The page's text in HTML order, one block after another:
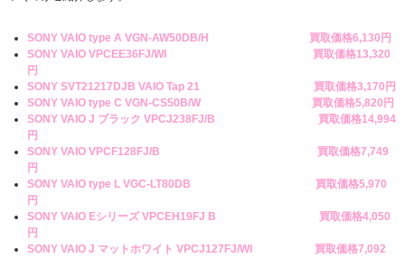
SONY VAIO type A VGN-AW50DB/H 買取価格6,130円
SONY VAIO VPCEE36FJ/WI 買取価格13,320
円
SONY SVT21217DJB VAIO Tap 21 買取価格3,170円
SONY VAIO type C VGN-CS50B/W 買取価格5,820円
SONY VAIO J ブラック VPCJ238FJ/B 買取価格14,994
円
SONY VAIO VPCF128FJ/B 買取価格7,749
円
SONY VAIO type L VGC-LT80DB 買取価格5,970
円
SONY VAIO Eシリーズ VPCEH19FJ B 買取価格4,050
円
SONY VAIO J マットホワイト VPCJ127FJ/WI 買取価格7,092